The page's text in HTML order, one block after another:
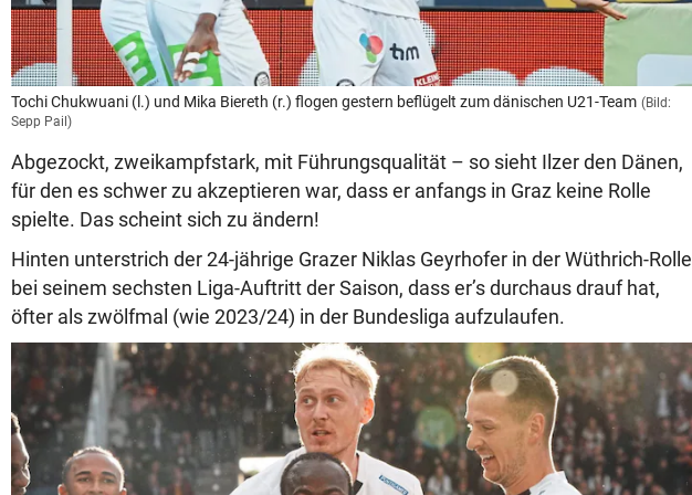
Tochi Chukwuani (l.) und Mika Biereth (r.) flogen gestern beflügelt zum dänischen U21-Team (Bild:
Sepp Pail)
Abgezockt, zweikampfstark, mit Führungsqualität – so sieht Ilzer den Dänen,
für den es schwer zu akzeptieren war, dass er anfangs in Graz keine Rolle
spielte. Das scheint sich zu ändern!
Hinten unterstrich der 24-jährige Grazer Niklas Geyrhofer in der Wüthrich-Rolle
bei seinem sechsten Liga-Auftritt der Saison, dass er’s durchaus drauf hat,
öfter als zwölfmal (wie 2023/24) in der Bundesliga aufzulaufen.